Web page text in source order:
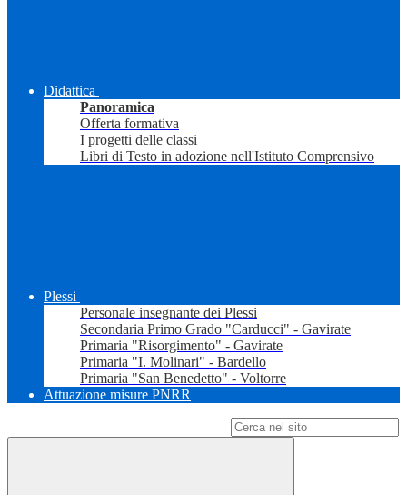
Didattica
Panoramica
Offerta formativa
I progetti delle classi
Libri di Testo in adozione nell'Istituto Comprensivo
Plessi
Personale insegnante dei Plessi
Secondaria Primo Grado "Carducci" - Gavirate
Primaria "Risorgimento" - Gavirate
Primaria "I. Molinari" - Bardello
Primaria "San Benedetto" - Voltorre
Attuazione misure PNRR